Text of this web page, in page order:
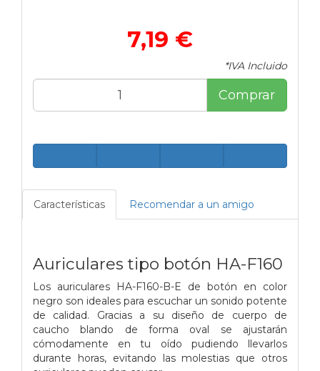
7,19 €
*IVA Incluido
Comprar
Características Recomendar a un amigo
Auriculares tipo botón HA-F160
Los auriculares HA-F160-B-E de botón en color
negro son ideales para escuchar un sonido potente
de calidad. Gracias a su diseño de cuerpo de
caucho blando de forma oval se ajustarán
cómodamente en tu oído pudiendo llevarlos
durante horas, evitando las molestias que otros